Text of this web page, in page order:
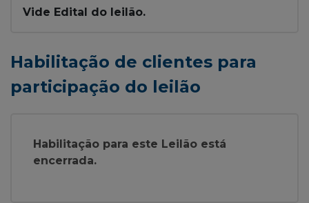
Vide Edital do leilão.
Habilitação de clientes para
participação do leilão
Habilitação para este Leilão está
encerrada.